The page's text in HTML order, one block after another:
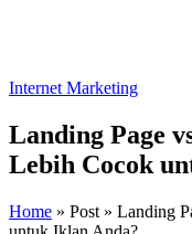
Internet Marketing
Landing Page
Lebih Cocok
Home » Post » Landing